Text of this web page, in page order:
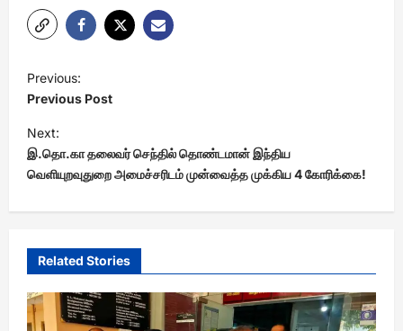
P
o
s
t
n
a
g
a
Previous:
Previous Post
Next:
இ.தொ.கா தலைவர் செந்தில் தொண்டமான் இந்திய
வெளியுறவுதுறை அமைச்சரிடம் முன்வைத்த முக்கிய 4 கோரிக்கை!
Related Stories